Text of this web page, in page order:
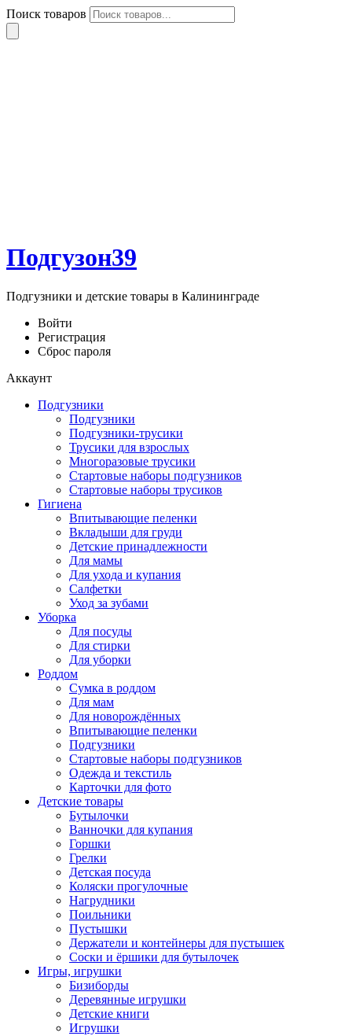
Поиск товаров
Подгузон39
Подгузники и детские товары в Калининграде
Войти
Регистрация
Сброс пароля
Аккаунт
Подгузники
Подгузники
Подгузники-трусики
Трусики для взрослых
Многоразовые трусики
Стартовые наборы подгузников
Стартовые наборы трусиков
Гигиена
Впитывающие пеленки
Вкладыши для груди
Детские принадлежности
Для мамы
Для ухода и купания
Салфетки
Уход за зубами
Уборка
Для посуды
Для стирки
Для уборки
Роддом
Сумка в роддом
Для мам
Для новорождённых
Впитывающие пеленки
Подгузники
Стартовые наборы подгузников
Одежда и текстиль
Карточки для фото
Детские товары
Бутылочки
Ванночки для купания
Горшки
Грелки
Детская посуда
Коляски прогулочные
Нагрудники
Поильники
Пустышки
Держатели и контейнеры для пустышек
Соски и ёршики для бутылочек
Игры, игрушки
Бизиборды
Деревянные игрушки
Детские книги
Игрушки